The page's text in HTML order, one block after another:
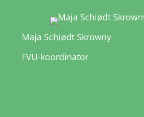
Maja Schiødt Skrowny
FVU-koordinator